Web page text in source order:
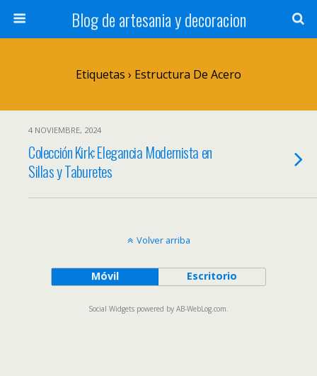
Blog de artesania y decoracion
Etiquetas › Estructura De Acero
4 NOVIEMBRE, 2024
Colección Kirk: Elegancia Modernista en
Sillas y Taburetes
Volver arriba
Móvil Escritorio
Social Widgets powered by AB-WebLog.com.